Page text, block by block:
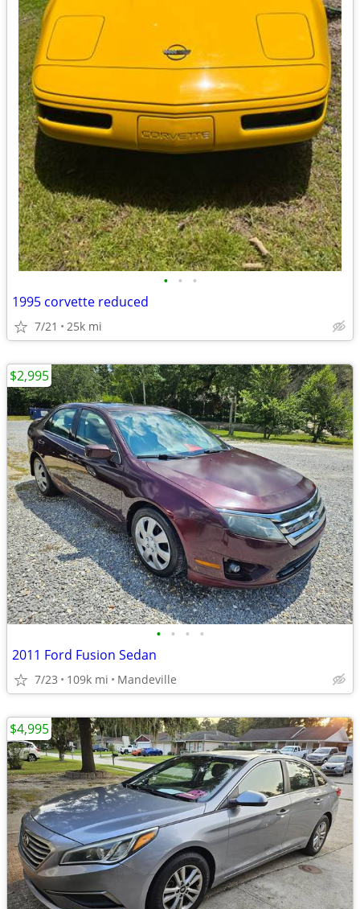
• • •
1995 corvette reduced
7/21 25k mi
• • • •
2011 Ford Fusion Sedan
7/23 109k mi Mandeville
$2,995
$4,995